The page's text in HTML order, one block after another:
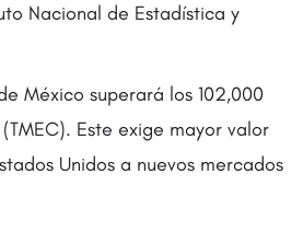
Nacional de Estadística y
México superará los 102,000
Este exige mayor valor
Unidos a nuevos mercados